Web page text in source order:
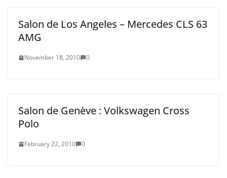
Salon de Los Angeles – Mercedes CLS 63
AMG
November 18, 2010 0
Salon de Genève : Volkswagen Cross
Polo
February 22, 2010 0